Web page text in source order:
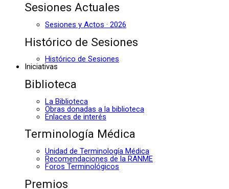
Sesiones Actuales
Sesiones y Actos · 2026
Histórico de Sesiones
Histórico de Sesiones
Iniciativas
Biblioteca
La Biblioteca
Obras donadas a la biblioteca
Enlaces de interés
Terminología Médica
Unidad de Terminología Médica
Recomendaciones de la RANME
Foros Terminológicos
Premios